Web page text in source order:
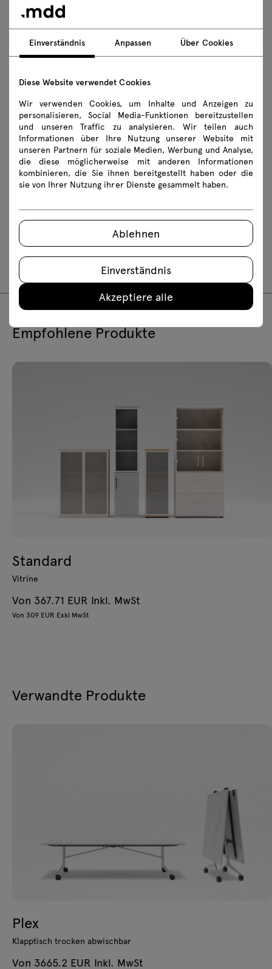
Downloads
Herunterladen
Fotos Lookbook
Katalog
Sicherheitsregeln
3D-Modelle aller Symbole der Kollektion herunterladen
2D dwg 3D dwg 3D 3ds
fbx
Montageanleitungen
Empfohlene Produkte
Standard
Vitrine
Von 367.71 EUR Inkl. MwSt
Von 309 EUR Exkl MwSt
Verwandte Produkte
Plex
Klapptisch trocken abwischbar
Von 3665.2 EUR Inkl. MwSt
Einverständnis Anpassen Über Cookies
Diese Website verwendet Cookies
Wir verwenden Cookies, um Inhalte und Anzeigen zu
personalisieren, Social Media-Funktionen bereitzustellen
und unseren Traffic zu analysieren. Wir teilen auch
Informationen über Ihre Nutzung unserer Website mit
unseren Partnern für soziale Medien, Werbung und Analyse,
die diese möglicherweise mit anderen Informationen
kombinieren, die Sie ihnen bereitgestellt haben oder die
sie von Ihrer Nutzung ihrer Dienste gesammelt haben.
Ablehnen
Einverständnis
Akzeptiere alle